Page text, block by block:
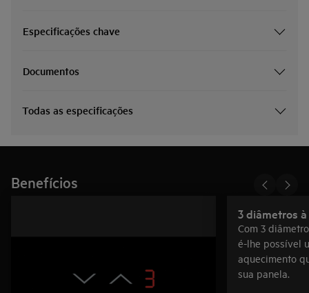
Especificações chave
Documentos
Todas as especificações
Benefícios
3 diâmetros
Com 3
é-lhe possível
aquecimento
sua panela.